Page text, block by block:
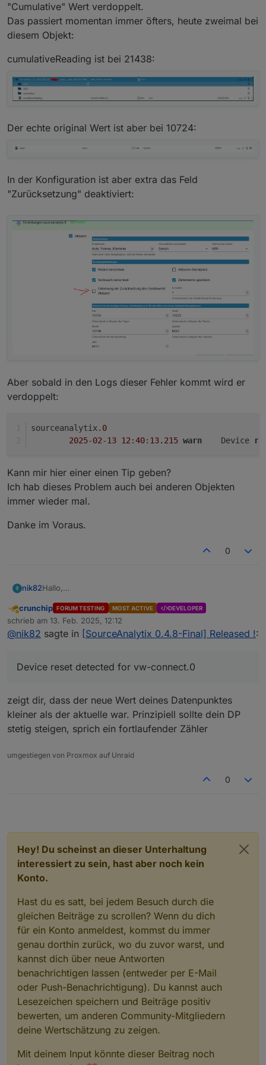
"Cumulative" Wert verdoppelt.
Das passiert momentan immer öfters, heute zweimal bei
diesem Objekt:
cumulativeReading ist bei 21438:
Der echte original Wert ist aber bei 10724:
In der Konfiguration ist aber extra das Feld
"Zurücksetzung" deaktiviert:
Aber sobald in den Logs dieser Fehler kommt wird er
verdoppelt:
sourceanalytix. 0
2025-02-13 12 :40: 13.215 warn
	Device
Kann mir hier einer einen Tip geben?
Ich hab dieses Problem auch bei anderen Objekten
immer wieder mal.
Danke im Voraus.
0
nik82Hallo,
"Cumulative" Wert verdoppelt.
Das passiert momentan immer öfters, heute zweimal bei
diesem Objekt:
cumulativeReading ist bei 21438:
Der echte original Wert ist aber bei 10724:
"Zurücksetzung" deaktiviert:
sourceanalytix.0
Kann mir hier einer einen Tip geben?
Ich hab dieses Problem auch bei anderen Objekten
immer wieder mal.
Danke im Voraus.
Abwesend
crunchip FORUM TESTING MOST ACTIVE DEVELOPER
schrieb am 13. Feb. 2025, 12:12
zuletzt editiert von
@nik82 sagte in [SourceAnalytix 0.4.8-Final] Released !:
Device reset detected for vw-connect.0
zeigt dir, dass der neue Wert deines Datenpunktes
kleiner als der aktuelle war. Prinzipiell sollte dein DP
stetig steigen, sprich ein fortlaufender Zähler
umgestiegen von Proxmox auf Unraid
0
Hey! Du scheinst an dieser Unterhaltung
interessiert zu sein, hast aber noch kein
Konto.
Hast du es satt, bei jedem Besuch durch die
gleichen Beiträge zu scrollen? Wenn du dich
für ein Konto anmeldest, kommst du immer
genau dorthin zurück, wo du zuvor warst, und
kannst dich über neue Antworten
benachrichtigen lassen (entweder per E-Mail
oder Push-Benachrichtigung). Du kannst auch
Lesezeichen speichern und Beiträge positiv
bewerten, um anderen Community-Mitgliedern
deine Wertschätzung zu zeigen.
Mit deinem Input könnte dieser Beitrag noch